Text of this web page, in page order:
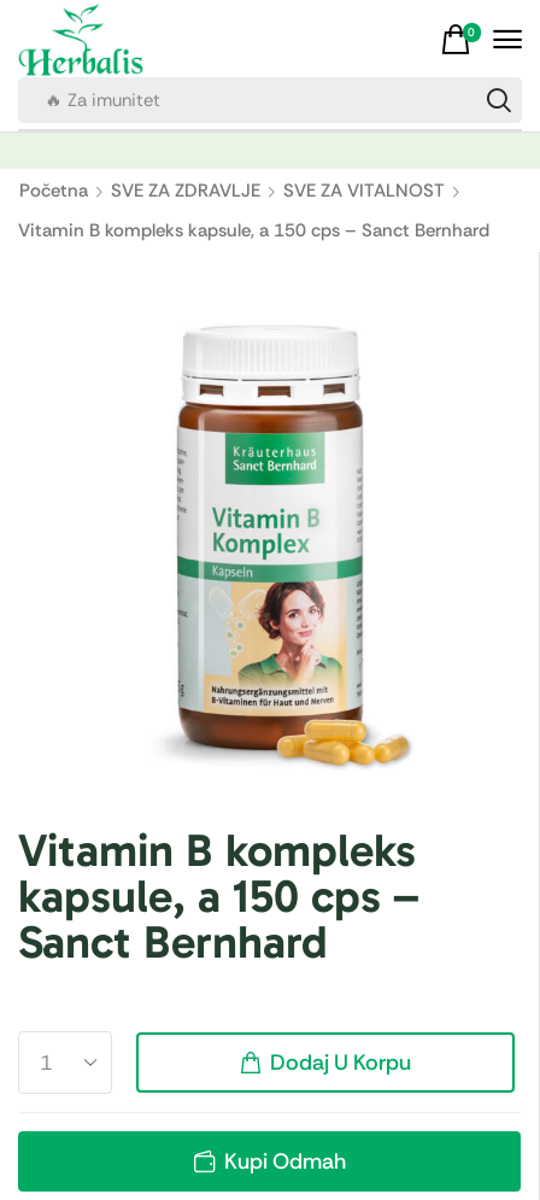
🔥 Za imunitet
0
Početna SVE ZA ZDRAVLJE
SVE ZA VITALNOST
Vitamin B kompleks kapsule, a 150 cps – Sanct Bernhard
Vitamin B kompleks
kapsule, a 150 cps –
Sanct Bernhard
Dodaj U Korpu
Kupi Odmah